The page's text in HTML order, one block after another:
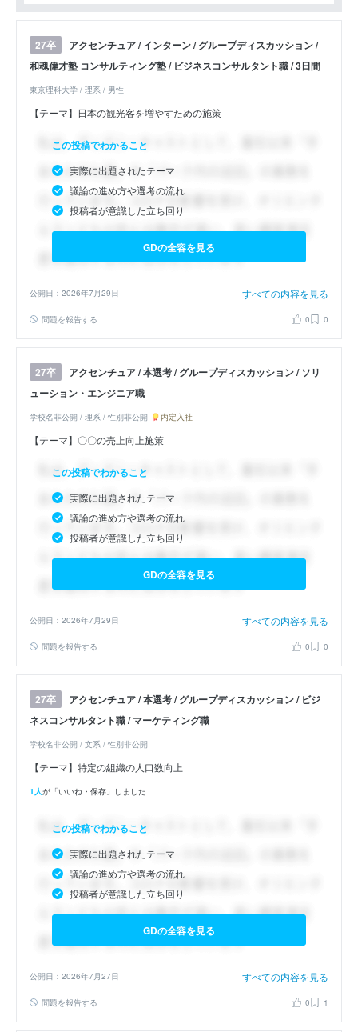
27卒
アクセンチュア / インターン / グループディスカッション /
和魂偉才塾 コンサルティング塾 / ビジネスコンサルタント職 / 3日間
東京理科大学 / 理系 / 男性
【テーマ】日本の観光客を増やすための施策
この投稿でわかること
実際に出題されたテーマ
議論の進め方や選考の流れ
投稿者が意識した立ち回り
GDの全容を見る
公開日：2026年7月29日 すべての内容を見る
問題を報告する 0 0
27卒
アクセンチュア / 本選考 / グループディスカッション / ソリ
ューション・エンジニア職
学校名非公開 / 理系 / 性別非公開 内定入社
【テーマ】〇〇の売上向上施策
この投稿でわかること
実際に出題されたテーマ
議論の進め方や選考の流れ
投稿者が意識した立ち回り
GDの全容を見る
公開日：2026年7月29日 すべての内容を見る
問題を報告する 0 0
27卒
アクセンチュア / 本選考 / グループディスカッション / ビジ
ネスコンサルタント職 / マーケティング職
学校名非公開 / 文系 / 性別非公開
【テーマ】特定の組織の人口数向上
1人が「いいね・保存」しました
この投稿でわかること
実際に出題されたテーマ
議論の進め方や選考の流れ
投稿者が意識した立ち回り
GDの全容を見る
公開日：2026年7月27日 すべての内容を見る
問題を報告する 0 1